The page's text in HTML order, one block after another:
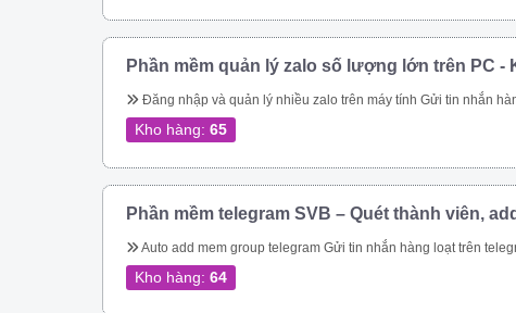
Phần mềm quản lý zalo số lượng lớn trên PC -
Đăng nhập và quản lý nhiều zalo trên máy tính Gửi tin nhắn hàng loạt trên zalo Gửi tin nhắn hàng loạt trên zalo theo danh bạ. Gửi tin nhắn zalo hàng loạt theo phân loại trên danh bạ. Gửi tin nhắn zalo hàng loạt, tự động vào các group. Gửi tin nhắn zalo tự động theo thành viên nhóm zalo nhanh chóng. Kết bạn zalo tự động số lượng lớn Phần mềm quản lý zalo còn giúp bạn tiếp cận hàng triệu khách hàng trên nền tảng nhanh chóng. Kết bạn zalo
Kho hàng: 65
Phần mềm telegram SVB – Quét thành viên,
Auto add mem group telegram Gửi tin nhắn hàng loạt trên telegram Quét
Kho hàng: 64